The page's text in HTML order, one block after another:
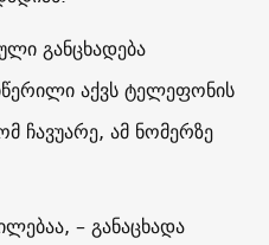
განცხადება
აქვს ტელეფონის
ჩავუარე, ამ ნომერზე
– განაცხადა